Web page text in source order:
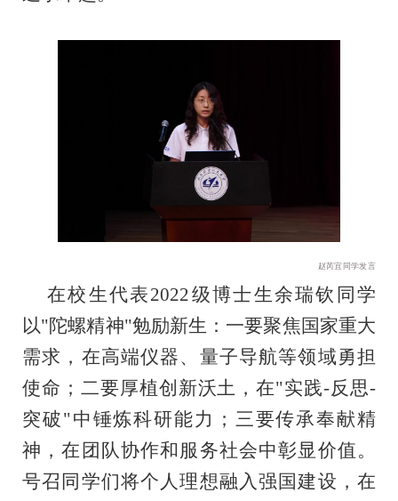
赵芮宜同学发言
在校生代表2022级博士生余瑞钦同学
以"陀螺精神"勉励新生：一要聚焦国家重大
需求，在高端仪器、量子导航等领域勇担
使命；二要厚植创新沃土，在"实践-反思-
突破"中锤炼科研能力；三要传承奉献精
神，在团队协作和服务社会中彰显价值。
号召同学们将个人理想融入强国建设，在